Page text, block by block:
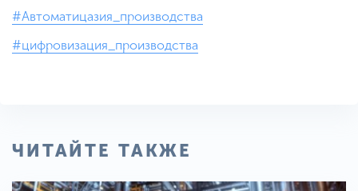
#Автоматицазия_производства
#цифровизация_производства
ЧИТАЙТЕ ТАКЖЕ